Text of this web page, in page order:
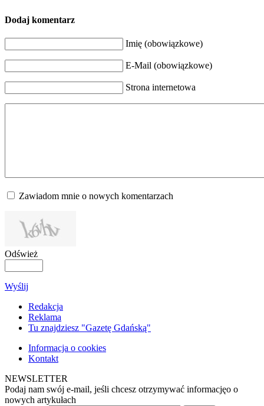
Dodaj komentarz
Imię (obowiązkowe)
E-Mail (obowiązkowe)
Strona internetowa
Zawiadom mnie o nowych komentarzach
Odśwież
Wyślij
Redakcja
Reklama
Tu znajdziesz "Gazetę Gdańską"
Informacja o cookies
Kontakt
NEWSLETTER
Podaj nam swój e-mail, jeśli chcesz otrzymywać informacjęo o
nowych artykułach